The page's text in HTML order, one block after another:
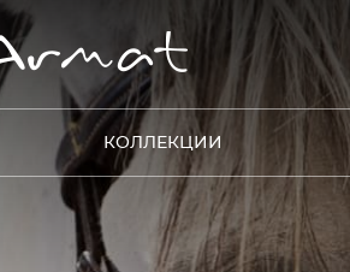
КОЛЛЕКЦИИ